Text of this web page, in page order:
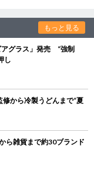
もっと見る
アグラス」発売 “強制
し
から冷製うどんまで“夏
ら雑貨まで約30ブランド